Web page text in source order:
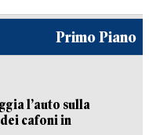
Primo Piano
l’auto sulla
cafoni in